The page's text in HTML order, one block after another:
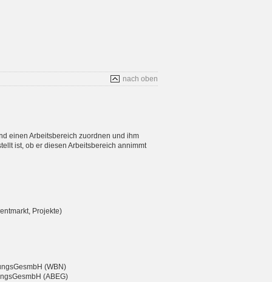
nach oben
einen Arbeitsbereich zuordnen und ihm
ist, ob er diesen Arbeitsbereich annimmt
Projekte)
(WBN)
(ABEG)